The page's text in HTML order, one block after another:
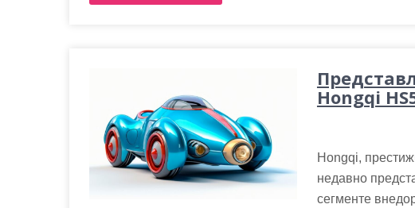
Hongqi
Hongqi,
недавно
сегменте